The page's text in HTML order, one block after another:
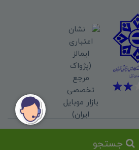
محفوظ میباشد